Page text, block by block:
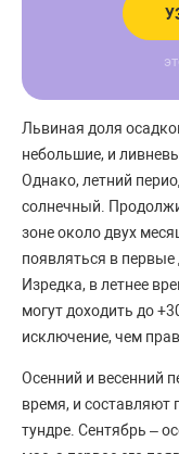
Львиная доля
небольшие, и
Однако, летний
солнечный.
зоне около двух
появляться в первые
Изредка, в летнее
могут доходить до
исключение, чем
Осенний и весенний
время, и составляют
тундре. Сентябрь –